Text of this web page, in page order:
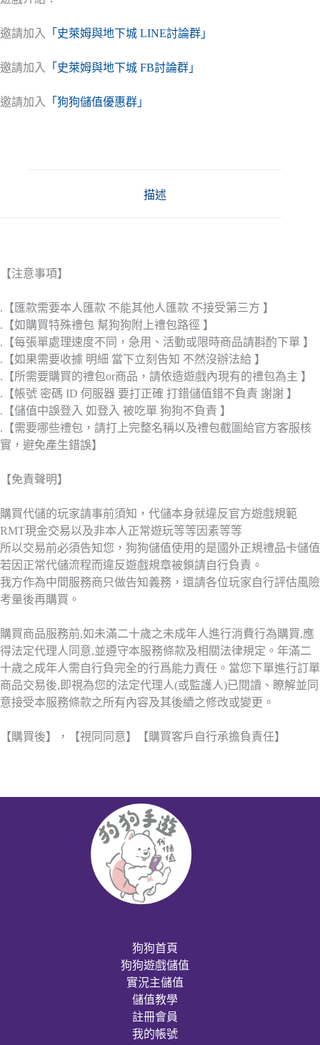
NT$30
到
邀請加入 「史萊姆與地下城 LINE討論群」
邀請加入 「史萊姆與地下城 FB討論群」
邀請加入 「狗狗儲值優惠群」
描述
【注意事項】
.【匯款需要本人匯款 不能其他人匯款 不接受第三方 】
.【如購買特殊禮包 幫狗狗附上禮包路徑 】
.【每張單處理速度不同，急用、活動或限時商品請斟酌下單 】
.【如果需要收據 明細 當下立刻告知 不然沒辦法給 】
.【所需要購買的禮包or商品，請依造遊戲內現有的禮包為主 】
.【帳號 密碼 ID 伺服器 要打正確 打錯儲值錯不負責 謝謝 】
.【儲值中誤登入 如登入 被吃單 狗狗不負責 】
.【需要哪些禮包，請打上完整名稱以及禮包截圖給官方客服核
實，避免產生錯誤】
【免責聲明】
購買代儲的玩家請事前須知，代儲本身就違反官方遊戲規範
RMT現金交易以及非本人正常遊玩等等因素等等
所以交易前必須告知您，狗狗儲值使用的是國外正規禮品卡儲值
若因正常代儲流程而違反遊戲規章被鎖請自行負責。
我方作為中間服務商只做告知義務，還請各位玩家自行評估風險
考量後再購買。
購買商品服務前,如未滿二十歲之未成年人進行消費行為購買,應
得法定代理人同意,並遵守本服務條款及相關法律規定。年滿二
十歲之成年人需自行負完全的行爲能力責任。當您下單進行訂單
商品交易後,即視為您的法定代理人(或監護人)已閱讀、瞭解並同
意接受本服務條款之所有內容及其後續之修改或變更。
【購買後】，【視同同意】【購買客戶自行承擔負責任】
狗狗首頁
狗狗遊戲儲值
實況主儲值
儲值教學
註冊會員
我的帳號